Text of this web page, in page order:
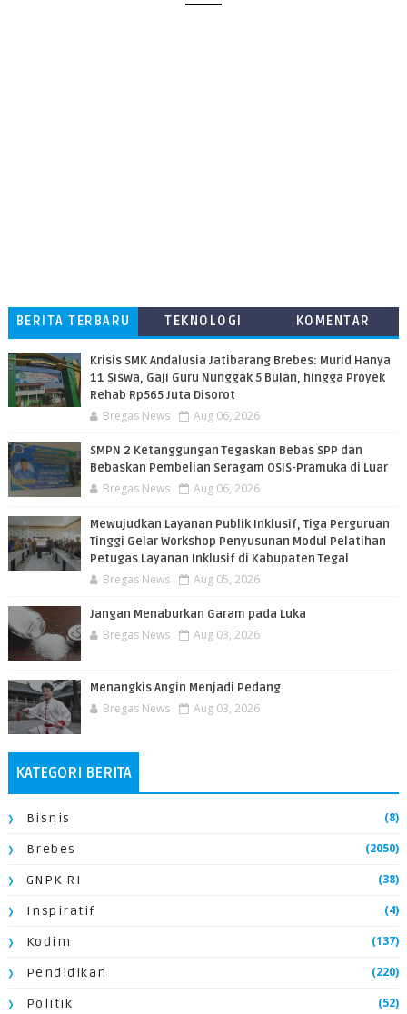
BERITA TERBARU TEKNOLOGI
KOMENTAR
Krisis SMK Andalusia Jatibarang Brebes: Murid Hanya
11 Siswa, Gaji Guru Nunggak 5 Bulan, hingga Proyek
Rehab Rp565 Juta Disorot
Bregas News Aug 06, 2026
SMPN 2 Ketanggungan Tegaskan Bebas SPP dan
Bebaskan Pembelian Seragam OSIS-Pramuka di Luar
Bregas News Aug 06, 2026
​Mewujudkan Layanan Publik Inklusif, Tiga Perguruan
Tinggi Gelar Workshop Penyusunan Modul Pelatihan
Petugas Layanan Inklusif di Kabupaten Tegal
Bregas News Aug 05, 2026
Jangan Menaburkan Garam pada Luka
Bregas News Aug 03, 2026
Menangkis Angin Menjadi Pedang
Bregas News Aug 03, 2026
KATEGORI BERITA
Bisnis (8)
Brebes (2050)
GNPK RI (38)
Inspiratif (4)
Kodim (137)
Pendidikan (220)
Politik (52)